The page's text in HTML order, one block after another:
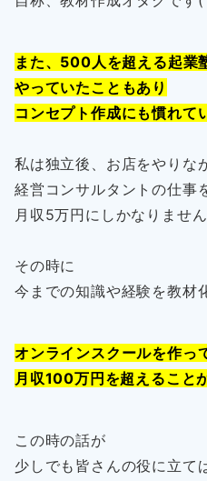
また、500人を超える起業
やっていたこともあり
コンセプト作成にも慣れて
私は独立後、お店をやりな
経営コンサルタントの仕事
月収5万円にしかなりませ
その時に
今までの知識や経験を教材
オンラインスクールを作っ
月収100万円を超えること
この時の話が
少しでも皆さんの役に立て